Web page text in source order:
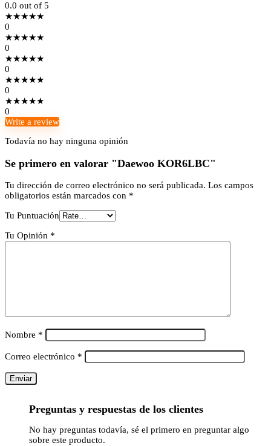
0.0 out of 5
★★★★★
0
★★★★★
0
★★★★★
0
★★★★★
0
★★★★★
0
Write a review
Todavía no hay ninguna opinión
Se primero en valorar "Daewoo KOR6LBC"
Tu dirección de correo electrónico no será publicada. Los campos
obligatorios están marcados con *
Tu Puntuación
Tu Opinión *
Nombre *
Correo electrónico *
Preguntas y respuestas de los clientes
No hay preguntas todavía, sé el primero en preguntar algo
sobre este producto.